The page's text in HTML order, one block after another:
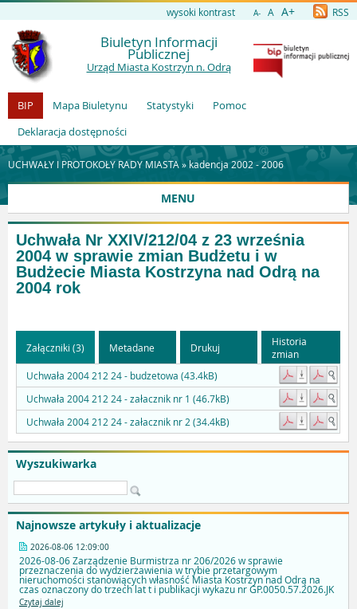
wysoki kontrast A- A A+ RSS
Biuletyn Informacji
Publicznej
Urząd Miasta Kostrzyn n. Odrą
BIP Mapa Biuletynu Statystyki
Pomoc
Deklaracja dostępności
UCHWAŁY I PROTOKOŁY RADY MIASTA »kadencja 2002 - 2006
MENU
Wyszukiwarka
Najnowsze artykuły i aktualizacje
2026-08-06 12:09:00
2026-08-06 Zarządzenie Burmistrza nr 206/2026 w sprawie
przeznaczenia do wydzierżawienia w trybie przetargowym
nieruchomości stanowiących własność Miasta Kostrzyn nad Odrą na
czas oznaczony do trzech lat t i publikacji wykazu nr GP.0050.57.2026.JK
Czytaj dalej
Uchwała Nr XXIV/212/04 z 23 września
2004 w sprawie zmian Budżetu i w
Budżecie Miasta Kostrzyna nad Odrą na
2004 rok
Załączniki (3) Metadane Drukuj
Historia
zmian
Uchwała 2004 212 24 - budzetowa (43.4kB)
Uchwała 2004 212 24 - załacznik nr 1 (46.7kB)
Uchwała 2004 212 24 - załacznik nr 2 (34.4kB)